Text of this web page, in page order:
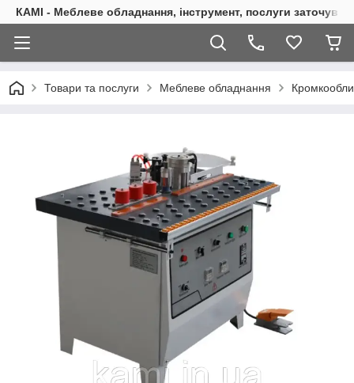
КАМІ - Меблеве обладнання, інструмент, послуги
Товари та послуги Меблеве обладнання